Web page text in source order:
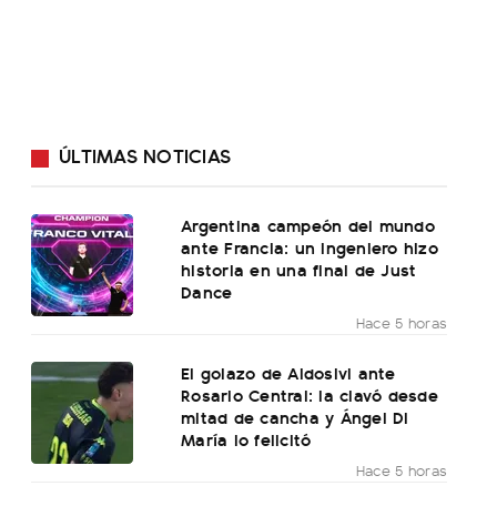
ÚLTIMAS NOTICIAS
Argentina campeón del mundo
ante Francia: un ingeniero hizo
historia en una final de Just
Dance
Hace 5 horas
El golazo de Aldosivi ante
Rosario Central: la clavó desde
mitad de cancha y Ángel Di
María lo felicitó
Hace 5 horas